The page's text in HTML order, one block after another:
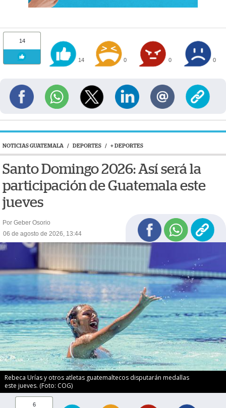
14
14 0 0 0
NOTICIAS GUATEMALA / DEPORTES / + DEPORTES
Santo Domingo 2026: Así será la
participación de Guatemala este
jueves
Por Geber Osorio
06 de agosto de 2026, 13:44
Rebeca Urías y otros atletas guatemaltecos disputarán medallas
este jueves. (Foto: COG)
6